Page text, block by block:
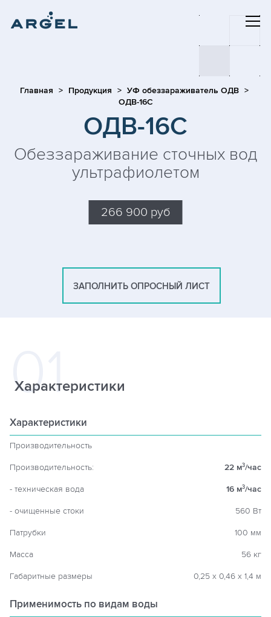
Главная Продукция
УФ обеззараживатель ОДВ
ОДВ-16С
ОДВ-16С
Обеззараживание сточных вод
ультрафиолетом
266 900 руб
ЗАПОЛНИТЬ ОПРОСНЫЙ ЛИСТ
Характеристики
Характеристики
Производительность
Производительность: 22 м3/час
- техническая вода 16 м3/час
- очищенные стоки 560 Вт
Патрубки 100 мм
Масса 56 кг
Габаритные размеры 0,25 х 0,46 х 1,4 м
Применимость по видам воды